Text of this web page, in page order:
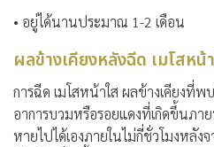
• อยู่ได้นานประมาณ 1-2 เดือน
ผลข้างเคียงหลังฉีด เมโสหน้
การฉีด เมโสหน้าใส ผลข้างเคียงที่
อาการบวมหรือรอยแดงที่เกิดขึ้นภา
หายไปได้เองภายในไม่กี่ชั่วโมงหลัง